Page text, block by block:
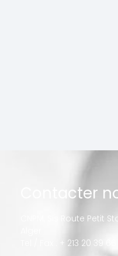
Contacter
CNPM, Sis Route Petit
Tel / Fax : + 213 20 39 66